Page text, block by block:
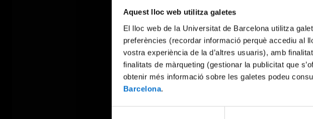
Aquest lloc web utilitza galetes
El lloc web de la Universitat de Barcelona utilitza
preferències (recordar informació perquè accediu al
vostra experiència de la d’altres usuaris), amb
finalitats de màrqueting (gestionar la publicitat que
obtenir més informació sobre les galetes podeu
Barcelona.